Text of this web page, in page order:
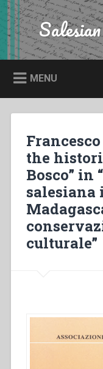
Skip
to
content
Search
MENU
the
Bosco” in
salesiana
culturale”